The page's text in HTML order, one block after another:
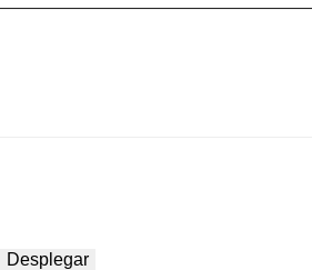
Desplegar